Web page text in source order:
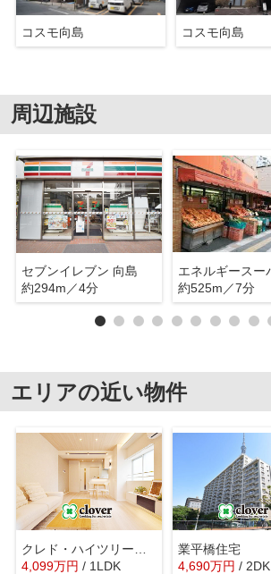
コスモ向島 コスモ向島
周辺施設
セブンイレブン 向島
約294m／4分
約525m／7分
エリアの近い物件
4,099万円 / 1LDK
業平橋住宅
4,690万円 / 2DK